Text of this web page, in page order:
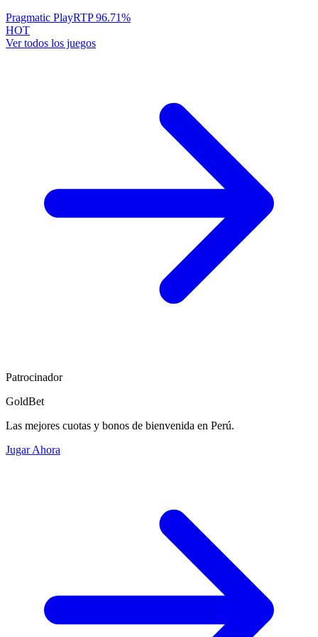
Pragmatic PlayRTP96.71%
HOT
Ver todos los juegos
Patrocinador
GoldBet
Las mejores cuotas y bonos de bienvenida en Perú.
Jugar Ahora